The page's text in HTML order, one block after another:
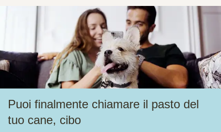
Puoi finalmente chiamare il pasto del
tuo cane, cibo